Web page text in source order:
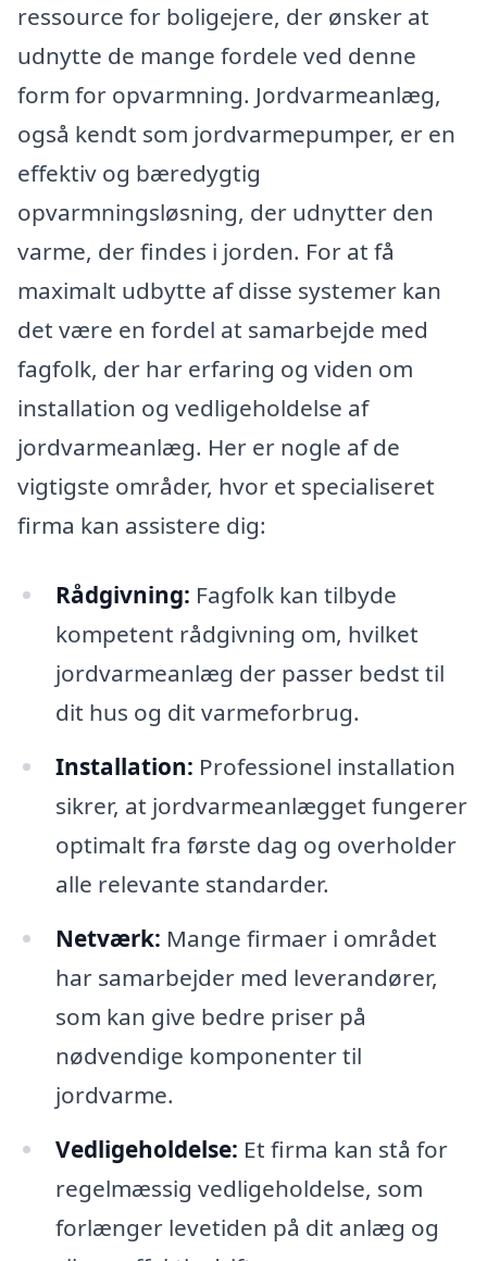
ressource for boligejere, der ønsker at
udnytte de mange fordele ved denne
form for opvarmning. Jordvarmeanlæg,
også kendt som jordvarmepumper, er en
effektiv og bæredygtig
opvarmningsløsning, der udnytter den
varme, der findes i jorden. For at få
maximalt udbytte af disse systemer kan
det være en fordel at samarbejde med
fagfolk, der har erfaring og viden om
installation og vedligeholdelse af
jordvarmeanlæg. Her er nogle af de
vigtigste områder, hvor et specialiseret
firma kan assistere dig:
Rådgivning: Fagfolk kan tilbyde
kompetent rådgivning om, hvilket
jordvarmeanlæg der passer bedst til
dit hus og dit varmeforbrug.
Installation: Professionel installation
sikrer, at jordvarmeanlægget fungerer
optimalt fra første dag og overholder
alle relevante standarder.
Netværk: Mange firmaer i området
har samarbejder med leverandører,
som kan give bedre priser på
nødvendige komponenter til
jordvarme.
Vedligeholdelse: Et firma kan stå for
regelmæssig vedligeholdelse, som
forlænger levetiden på dit anlæg og